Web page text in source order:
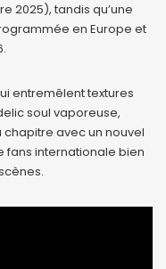
2025), tandis qu’une
en Europe et
entremêlent textures
soul vaporeuse,
avec un nouvel
fans internationale bien